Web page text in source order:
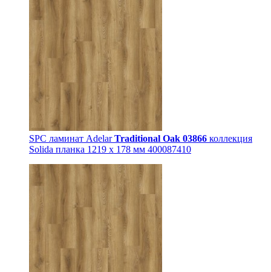
SPC ламинат AdelarTraditional Oak 03866 коллекция
Solida планка 1219 x 178 мм 400087410